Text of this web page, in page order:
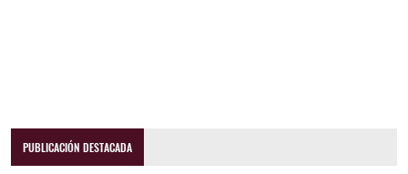
PUBLICACIÓN DESTACADA